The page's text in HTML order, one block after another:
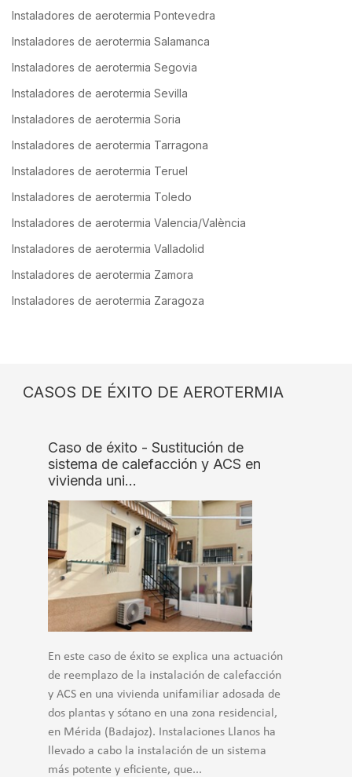
Instaladores de aerotermia Pontevedra
Instaladores de aerotermia Salamanca
Instaladores de aerotermia Segovia
Instaladores de aerotermia Sevilla
Instaladores de aerotermia Soria
Instaladores de aerotermia Tarragona
Instaladores de aerotermia Teruel
Instaladores de aerotermia Toledo
Instaladores de aerotermia Valencia/València
Instaladores de aerotermia Valladolid
Instaladores de aerotermia Zamora
Instaladores de aerotermia Zaragoza
CASOS DE ÉXITO DE AEROTERMIA
Caso de éxito - Sustitución de
sistema de calefacción y ACS en
vivienda uni…
En este caso de éxito se explica una actuación
de reemplazo de la instalación de calefacción
y ACS en una vivienda unifamiliar adosada de
dos plantas y sótano en una zona residencial,
en Mérida (Badajoz). Instalaciones Llanos ha
llevado a cabo la instalación de un sistema
más potente y eficiente, que...